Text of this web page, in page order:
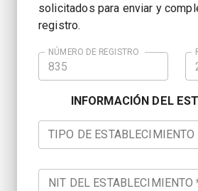
solicitados para enviar y
registro.
NÚMERO DE REGISTRO
INFORMACIÓN DEL
TIPO DE ESTABLECIMIENTO
NIT DEL ESTABLECIMIENTO